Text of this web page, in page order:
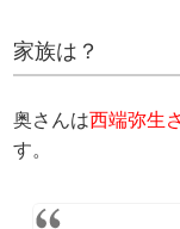
家族は？
奥さんは西端弥生
す。